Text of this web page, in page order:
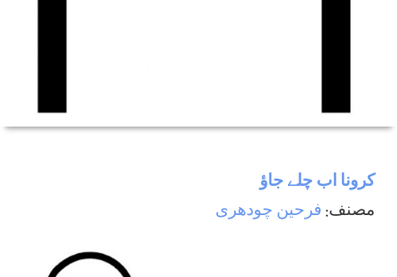
کرونا اب چلے جاؤ
مصنف: فرحین چودھری